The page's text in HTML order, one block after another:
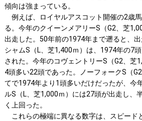
傾向は強まっている。
例えば、ロイヤルアスコット開催の2歳
る。今年のクイーンメアリーS（G2、芝
出走した。50年前の1974年まで遡ると、
シャムS（L、芝1,400ｍ）は、1974年の7
された。今年のコヴェントリーS（G2、芝
4頭多い22頭であった。ノーフォークS（
てで1974年より1頭多いだけだったが、今
ルS（L、芝1,000ｍ）には27頭が出走し、
く上回った。
これらの極端に異なる数字は、スピード